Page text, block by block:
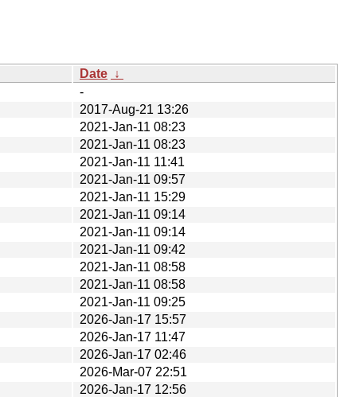
Date ↓
-
2017-Aug-21 13:26
2021-Jan-11 08:23
2021-Jan-11 08:23
2021-Jan-11 11:41
2021-Jan-11 09:57
2021-Jan-11 15:29
2021-Jan-11 09:14
2021-Jan-11 09:14
2021-Jan-11 09:42
2021-Jan-11 08:58
2021-Jan-11 08:58
2021-Jan-11 09:25
2026-Jan-17 15:57
2026-Jan-17 11:47
2026-Jan-17 02:46
2026-Mar-07 22:51
2026-Jan-17 12:56